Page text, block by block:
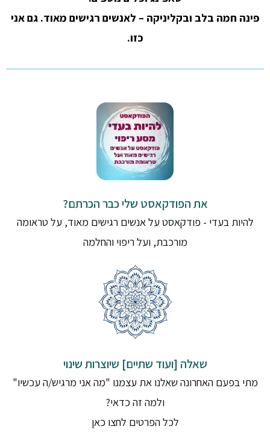
פינה חמה בלב ובקליניקה – לאנשים רגישים מאוד. גם אני
כזו.
את הפודקאסט שלי כבר הכרתם?
להיות בעדי - פודקאסט על אנשים רגישים מאוד, על טראומה
מורכבת, ועל ריפוי והחלמה
שאלה [ועוד שתיים] שיוצרות שינוי
מתי בפעם האחרונה שאלנו את עצמנו "מה אני מרגיש/ה עכשיו"
ולמה זה כדאי?
לכל הפרטים לחצו כאן